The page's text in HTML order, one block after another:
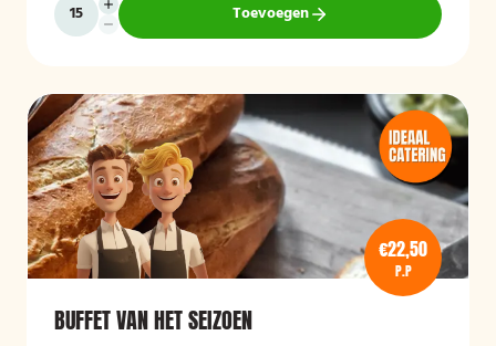
Toevoegen
€22,50
P.P
BUFFET VAN HET SEIZOEN